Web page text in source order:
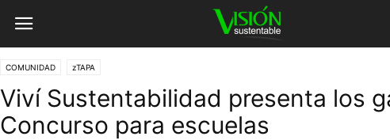
COMUNIDAD zTAPA
Viví Sustentabilidad presenta los
Concurso para escuelas